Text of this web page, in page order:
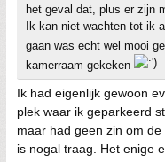
het geval dat, plus er zijn
Ik kan niet wachten tot ik
gaan was echt wel mooi
kamerraam gekeken
Ik had eigenlijk gewoon
plek waar ik geparkeerd
maar had geen zin om
is nogal traag. Het enige